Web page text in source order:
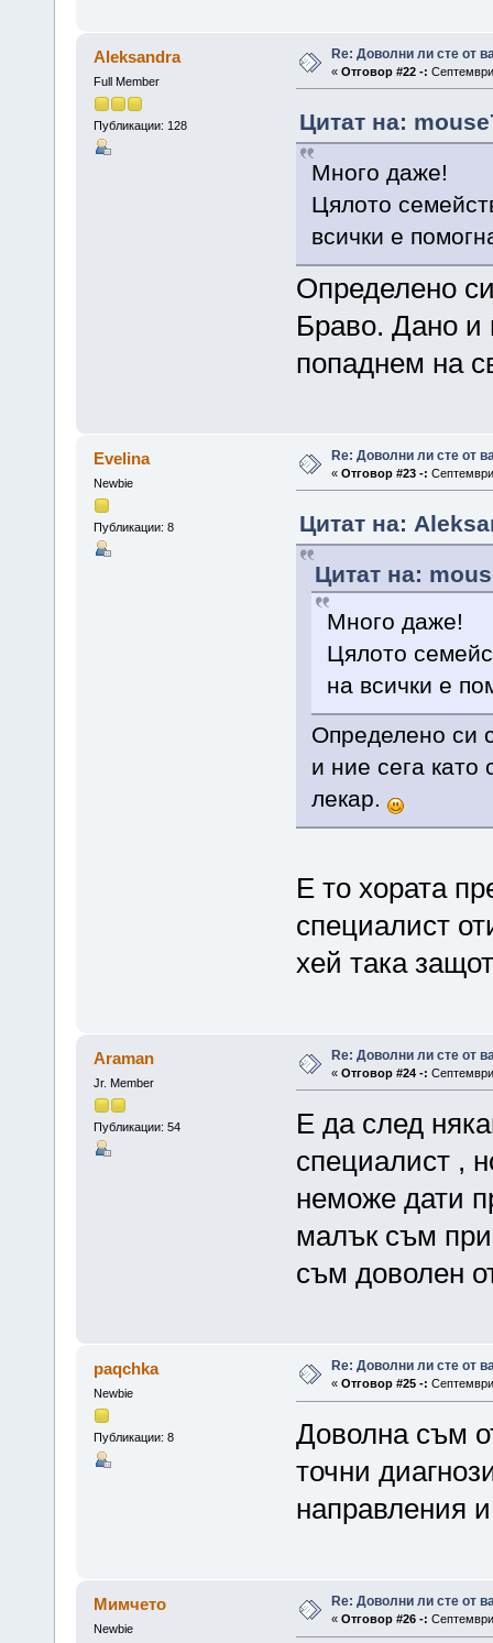
Aleksandra
Full Member
Публикации: 128
Re: Доволни ли сте от
« Отговор #22 -:
Цитат на:
Много даже!
Цялото
всички е
Определено
Браво. Дано и
попаднем на
Evelina
Newbie
Публикации: 8
Re: Доволни ли сте от
« Отговор #23 -:
Цитат на:
Цитат на:
Много даже!
Цялото
на всички е
Определено си
и ние сега
лекар.
Е то хората
специалист
хей така
Araman
Jr. Member
Публикации: 54
Re: Доволни ли сте от
« Отговор #24 -:
Е да след
специалист ,
неможе дати
малък съм
съм доволен
paqchka
Newbie
Публикации: 8
Re: Доволни ли сте от
« Отговор #25 -:
Доволна съм
точни
направления
Мимчето
Newbie
Re: Доволни ли сте от
« Отговор #26 -: